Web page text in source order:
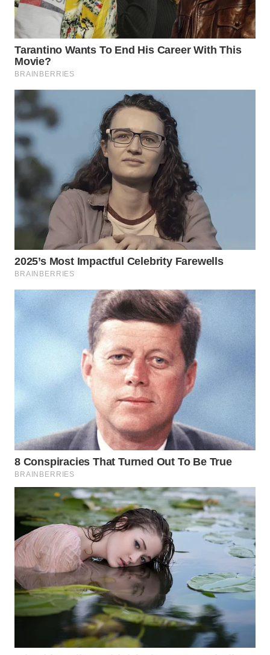
WN
PRIANGAN
WN
SEMARANG
WN
SOLO
BOROBUDUR
WN
MADURA
WN
SURABAYA
WN
NATUNA
LIKUPANG
WN
LABUANBAJO
WN
BORNEO
Wahana
Media
Group
WAHANA
NEWS
WAHANA